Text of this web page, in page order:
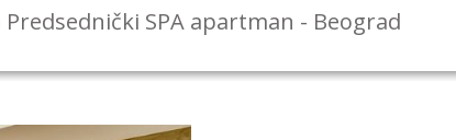
SPA apartman - Beograd